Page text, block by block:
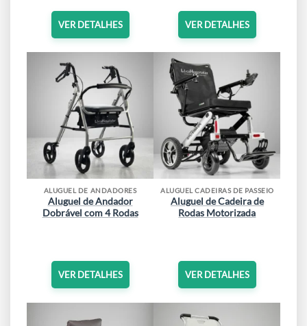
VER DETALHES VER DETALHES
ALUGUEL DE ANDADORES
Aluguel de Andador
Dobrável com 4 Rodas
VER DETALHES
ALUGUEL CADEIRAS DE PASSEIO
Aluguel de Cadeira de
Rodas Motorizada
VER DETALHES